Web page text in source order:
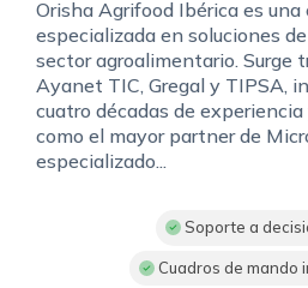
Orisha Agrifood Ibérica es
especializada en soluciones
sector agroalimentario. Surge
Ayanet TIC, Gregal y TIPSA,
cuatro décadas de
como el mayor partner de
especializado...
Soporte a
Cuadros de mando